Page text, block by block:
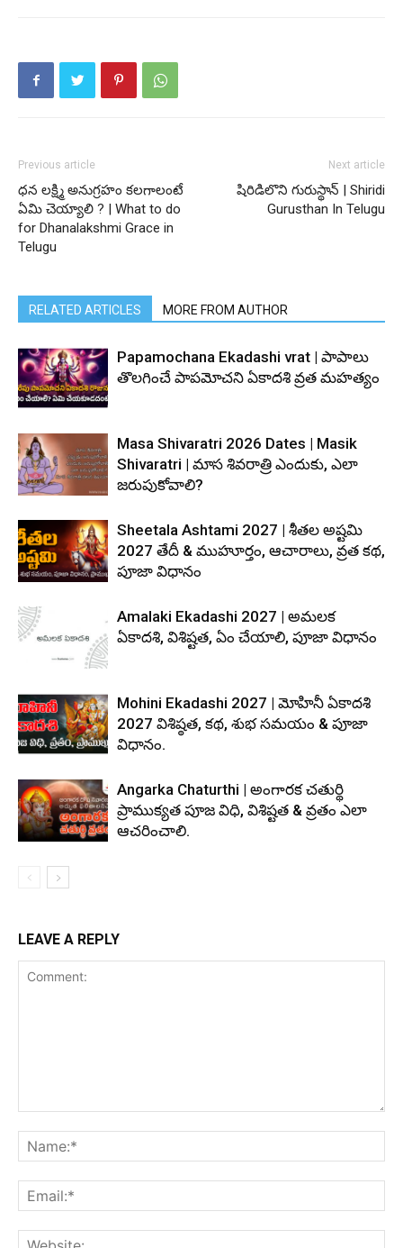
Previous article
ధన లక్ష్మి అనుగ్రహం కలగాలంటే
ఏమి చెయ్యాలి ? | What to do
for Dhanalakshmi Grace in
Telugu
Next article
షిరిడిలొని గురుస్థాన్ | Shiridi
Gurusthan In Telugu
RELATED ARTICLES MORE FROM AUTHOR
Papamochana Ekadashi vrat | పాపాలు
తొలగించే పాపమోచని ఏకాదశి వ్రత మహత్యం
Masa Shivaratri 2026 Dates | Masik
Shivaratri | మాస శివరాత్రి ఎందుకు, ఎలా
జరుపుకోవాలి?
Sheetala Ashtami 2027 | శీతల అష్టమి
2027 తేదీ & ముహూర్తం, ఆచారాలు, వ్రత కథ,
పూజా విధానం
Amalaki Ekadashi 2027 | అమలక
ఏకాదశి, విశిష్టత, ఏం చేయాలి, పూజా విధానం
Mohini Ekadashi 2027 | మోహినీ ఏకాదశి
2027 విశిష్ఠత, కథ, శుభ సమయం & పూజా
విధానం.
Angarka Chaturthi | అంగారక చతుర్థి
ప్రాముక్యత పూజ విధి, విశిష్టత & వ్రతం ఎలా
ఆచరించాలి.
LEAVE A REPLY